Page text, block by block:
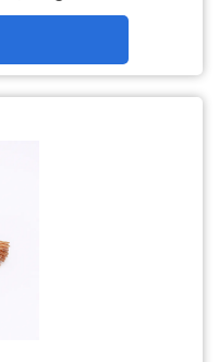
e menor
técnica